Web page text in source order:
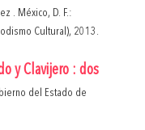
. México, D. F.:
Cultural), 2013.
y Clavijero : dos
del Estado de